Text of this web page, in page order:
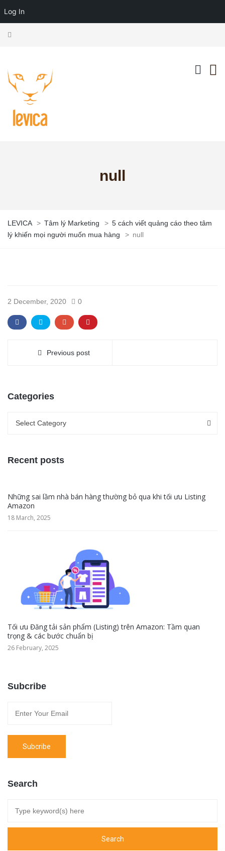
null
LEVICA > Tâm lý Marketing > 5 cách viết quảng cáo theo tâm
lý khiến mọi người muốn mua hàng
> null
2 December, 2020 0
Previous post
Categories
Select Category
Recent posts
Những sai lầm nhà bán hàng thường bỏ qua khi tối ưu Listing
Amazon
18 March, 2025
Tối ưu Đăng tải sản phẩm (Listing) trên Amazon: Tầm quan
trọng & các bước chuẩn bị
26 February, 2025
Subcribe
Search
Log In